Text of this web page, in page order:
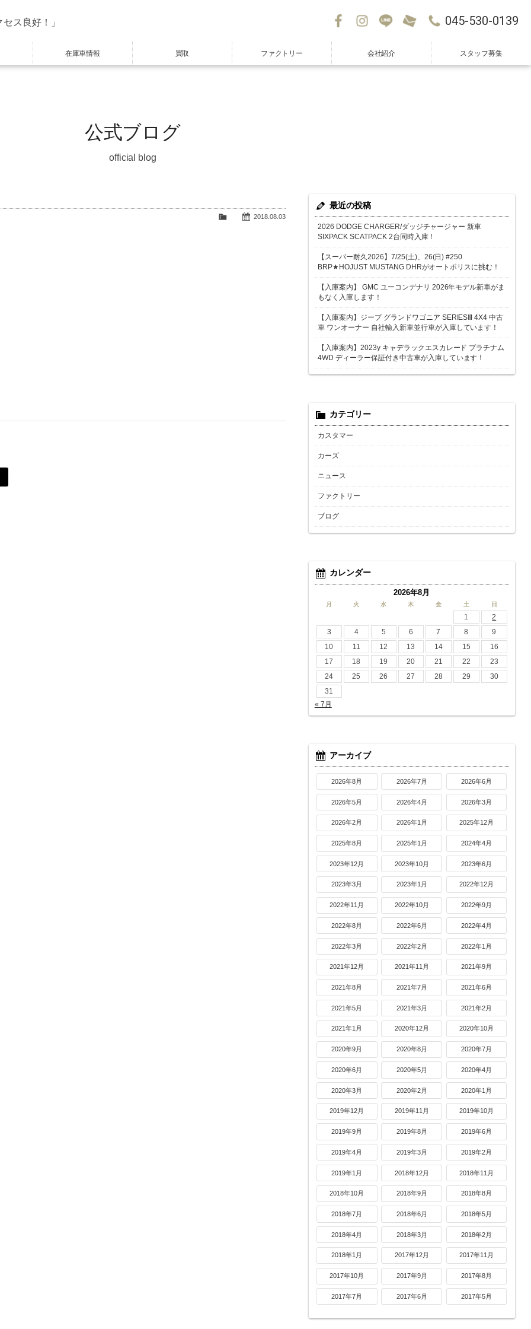
ス良好！」 045-530-0139
在庫車情報 買取 ファクトリー 会社紹介 スタッフ募集
公式ブログ
official blog
2018.08.03
最近の投稿
2026 DODGE CHARGER/ダッジチャージャー 新車
SIXPACK SCATPACK 2台同時入庫！
【スーパー耐久2026】7/25(土)、26(日) #250
BRP★HOJUST MUSTANG DHRがオートポリスに挑む！
【入庫案内】 GMC ユーコンデナリ 2026年モデル新車がま
もなく入庫します！
【入庫案内】ジープ グランドワゴニア SERIESⅢ 4X4 中古
車 ワンオーナー 自社輸入新車並行車が入庫しています！
【入庫案内】2023y キャデラックエスカレード プラチナム
4WD ディーラー保証付き中古車が入庫しています！
カテゴリー
カスタマー
カーズ
ニュース
ファクトリー
ブログ
カレンダー
2026年8月
月 火 水 木 金 土 日
1
2
3
4 5 6 7 8
9
10
11 12 13 14 15
16
17
18 19 20 21 22
23
24
25 26 27 28 29
30
31
« 7月
アーカイブ
2026年8月 2026年7月 2026年6月
2026年5月 2026年4月 2026年3月
2026年2月 2026年1月 2025年12月
2025年8月 2025年1月 2024年4月
2023年12月 2023年10月 2023年6月
2023年3月 2023年1月 2022年12月
2022年11月 2022年10月 2022年9月
2022年8月 2022年6月 2022年4月
2022年3月 2022年2月 2022年1月
2021年12月 2021年11月 2021年9月
2021年8月 2021年7月 2021年6月
2021年5月 2021年3月 2021年2月
2021年1月 2020年12月 2020年10月
2020年9月 2020年8月 2020年7月
2020年6月 2020年5月 2020年4月
2020年3月 2020年2月 2020年1月
2019年12月 2019年11月 2019年10月
2019年9月 2019年8月 2019年6月
2019年4月 2019年3月 2019年2月
2019年1月 2018年12月 2018年11月
2018年10月 2018年9月 2018年8月
2018年7月 2018年6月 2018年5月
2018年4月 2018年3月 2018年2月
2018年1月 2017年12月 2017年11月
2017年10月 2017年9月 2017年8月
2017年7月 2017年6月 2017年5月